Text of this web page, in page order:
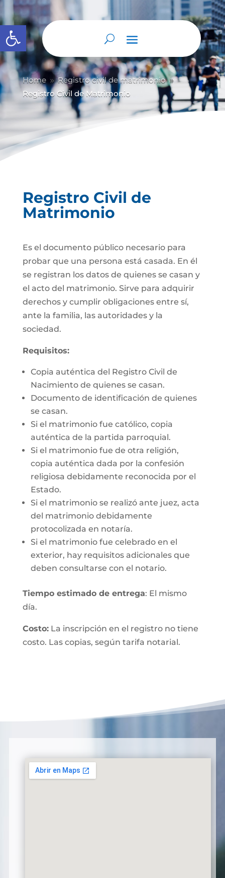
Abrir barra de herramientas
Home 9 Registro civil de matrimonio 9
Registro Civil de Matrimonio
Registro Civil de
Matrimonio
Es el documento público necesario para
probar que una persona está casada. En él
se registran los datos de quienes se casan y
el acto del matrimonio. Sirve para adquirir
derechos y cumplir obligaciones entre sí,
ante la familia, las autoridades y la
sociedad.
Requisitos:
Copia auténtica del Registro Civil de
Nacimiento de quienes se casan.
Documento de identificación de quienes
se casan.
Si el matrimonio fue católico, copia
auténtica de la partida parroquial.
Si el matrimonio fue de otra religión,
copia auténtica dada por la confesión
religiosa debidamente reconocida por el
Estado.
Si el matrimonio se realizó ante juez, acta
del matrimonio debidamente
protocolizada en notaría.
Si el matrimonio fue celebrado en el
exterior, hay requisitos adicionales que
deben consultarse con el notario.
Tiempo estimado de entrega: El mismo
día.
Costo:La inscripción en el registro no tiene
costo. Las copias, según tarifa notarial.